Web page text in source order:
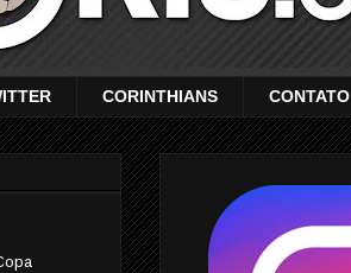
CORINTHIANS CONTATO